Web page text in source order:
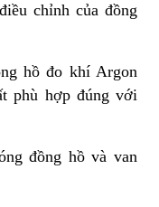
chỉnh của đồng
hồ đo khí Argon
phù hợp đúng với
đồng hồvà van